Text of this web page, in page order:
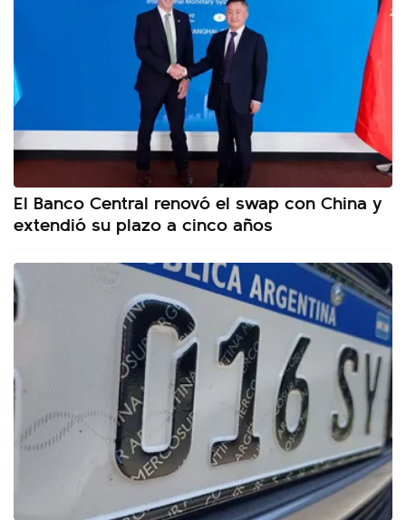
El Banco Central renovó el swap con China y
extendió su plazo a cinco años